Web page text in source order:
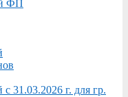
ФП
31.03.2026 г. для гр.